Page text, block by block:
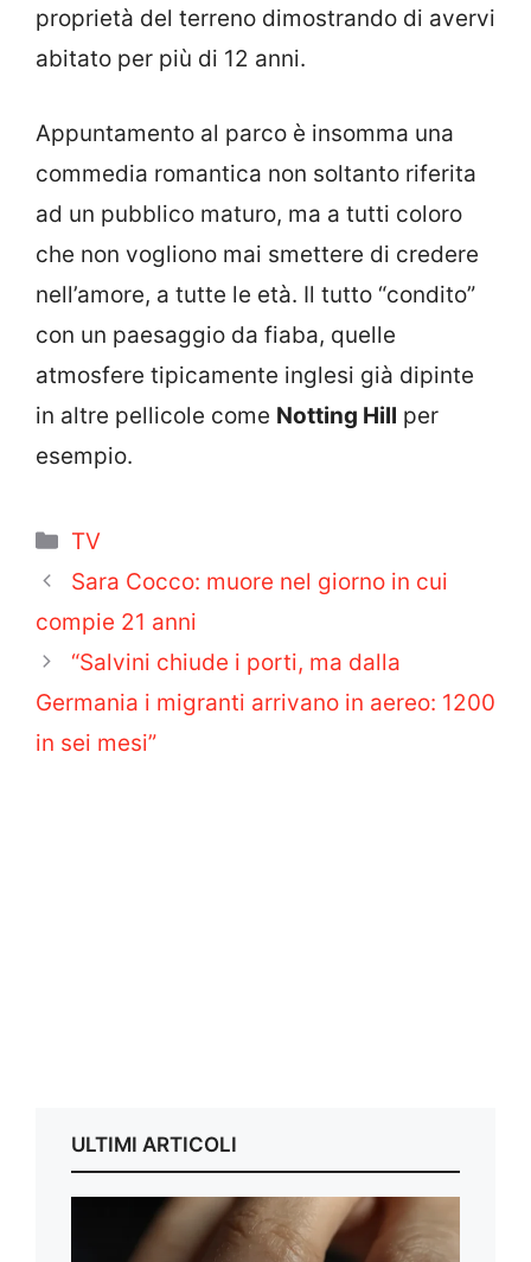
proprietà del terreno dimostrando di avervi
abitato per più di 12 anni.
Appuntamento al parco è insomma una
commedia romantica non soltanto riferita
ad un pubblico maturo, ma a tutti coloro
che non vogliono mai smettere di credere
nell’amore, a tutte le età. Il tutto “condito”
con un paesaggio da fiaba, quelle
atmosfere tipicamente inglesi già dipinte
in altre pellicole come Notting Hill per
esempio.
Categorie
TV
Sara Cocco: muore nel giorno in cui
compie 21 anni
“Salvini chiude i porti, ma dalla
Germania i migranti arrivano in aereo: 1200
in sei mesi”
ULTIMI ARTICOLI